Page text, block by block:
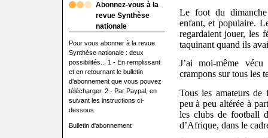
Abonnez-vous à la
revue Synthèse
nationale
Pour vous abonner à la revue
Synthèse nationale : deux
possibilités... 1 - En remplissant
et en retournant le bulletin
d'abonnement que vous pouvez
télécharger. 2 - Par Paypal, en
suivant les instructions ci-
dessous.
Bulletin d'abonnement
Le foot du
enfant, et populaire.
regardaient jouer, les
taquinant quand ils
J’ai moi-même
crampons sur tous les
Tous les amateurs de
peu à peu altérée à
les clubs de football
d’Afrique, dans le